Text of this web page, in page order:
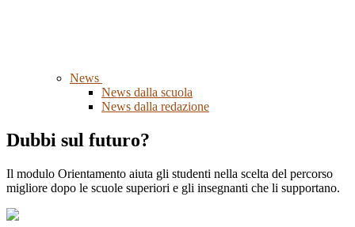
News
News dalla scuola
News dalla redazione
Dubbi sul futuro?
Il modulo Orientamento aiuta gli studenti nella scelta del percorso
migliore dopo le scuole superiori e gli insegnanti che li supportano.